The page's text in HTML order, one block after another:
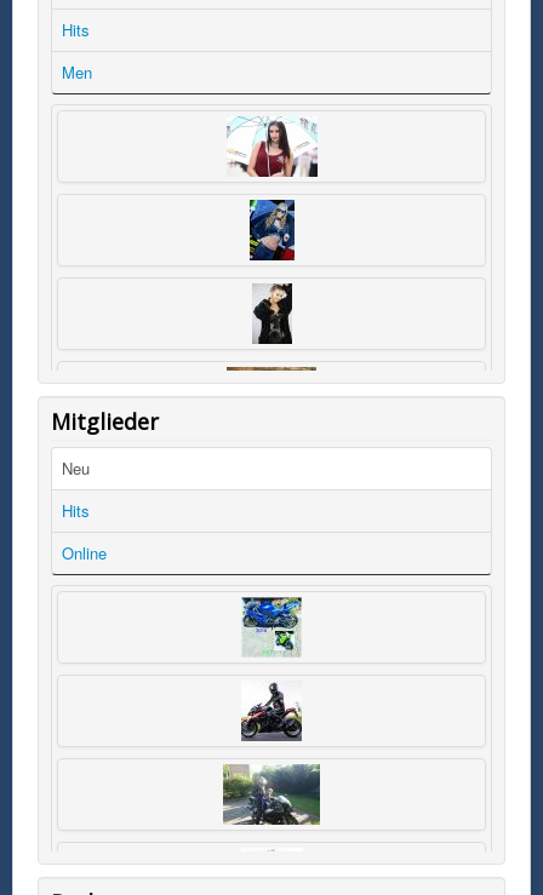
Hits
Men
Mitglieder
Neu
Hits
Online